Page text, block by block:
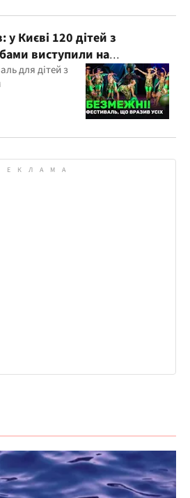
у Києві 120 дітей з
виступили на
для дітей з